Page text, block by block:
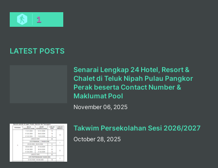
1
LATEST POSTS
Senarai Lengkap 24 Hotel, Resort &
Chalet di Teluk Nipah Pulau Pangkor
Perak beserta Contact Number &
Maklumat Pool
November 06, 2025
Takwim Persekolahan Sesi 2026/2027
October 28, 2025